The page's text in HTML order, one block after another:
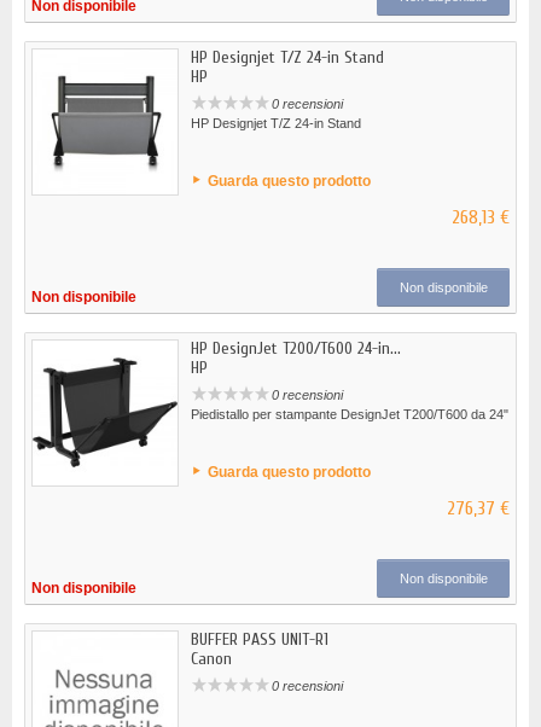
Non disponibile
HP Designjet T/Z 24-in Stand
HP
0 recensioni
HP Designjet T/Z 24-in Stand
Guarda questo prodotto
268,13 €
Non disponibile
Non disponibile
HP DesignJet T200/T600 24-in...
HP
0 recensioni
Piedistallo per stampante DesignJet T200/T600 da 24"
Guarda questo prodotto
276,37 €
Non disponibile
Non disponibile
BUFFER PASS UNIT-R1
Canon
0 recensioni